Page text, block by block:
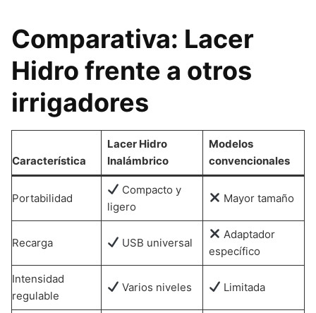
Comparativa: Lacer
Hidro frente a otros
irrigadores
Característica
Lacer Hidro
Inalámbrico
Modelos
convencionales
Portabilidad
Compacto y
ligero
Mayor tamaño
Recarga USB universal
Adaptador
específico
Intensidad
regulable
Varios niveles Limitada